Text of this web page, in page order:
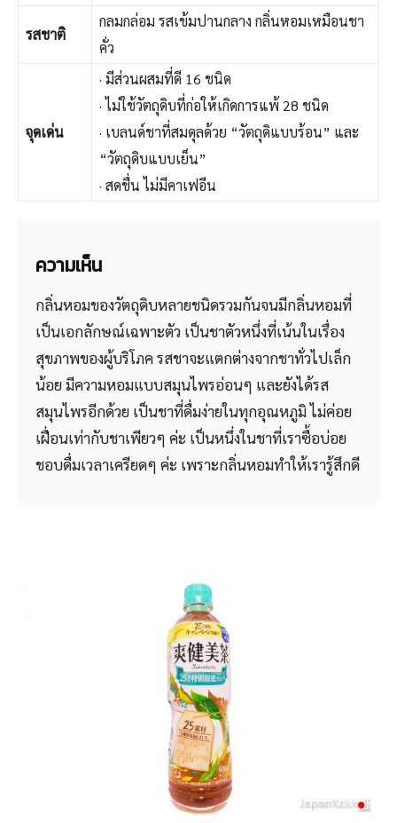
รสชาติ
กลมกล่อม รสเข้มปานกลาง กลิ่นหอมเหมือนชา
คั่ว
จุดเด่น
· มีส่วนผสมที่ดี 16 ชนิด
· ไม่ใช้วัตถุดิบที่ก่อให้เกิดการแพ้ 28 ชนิด
· เบลนด์ชาที่สมดุลด้วย “วัตถุดิแบบร้อน” และ
“วัตถุดิบแบบเย็น”
· สดชื่น ไม่มีคาเฟอีน
ความเห็น
กลิ่นหอมของวัตถุดิบหลายชนิดรวมกันจนมีกลิ่นหอมที่
เป็นเอกลักษณ์เฉพาะตัว เป็นชาตัวหนึ่งที่เน้นในเรื่อง
สุขภาพของผู้บริโภค รสชาจะแตกต่างจากชาทั่วไปเล็ก
น้อย มีความหอมแบบสมุนไพรอ่อนๆ และยังได้รส
สมุนไพรอีกด้วย เป็นชาที่ดื่มง่ายในทุกอุณหภูมิ ไม่ค่อย
เฝื่อนเท่ากับชาเพียวๆ ค่ะ เป็นหนึ่งในชาที่เราซื้อบ่อย
ชอบดื่มเวลาเครียดๆ ค่ะ เพราะกลิ่นหอมทำให้เรารู้สึกดี